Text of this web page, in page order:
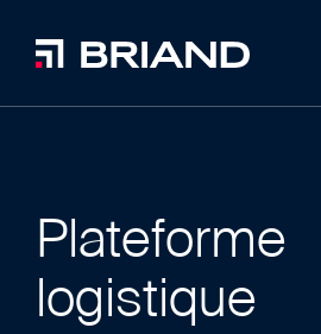
Plateforme
logistique